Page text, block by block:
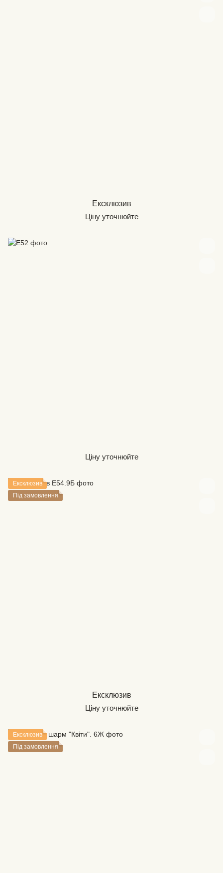
Ексклюзив
Ціну уточнюйте
Ціну уточнюйте
Ексклюзив
Під замовлення
Ексклюзив
Ціну уточнюйте
Ексклюзив
Під замовлення